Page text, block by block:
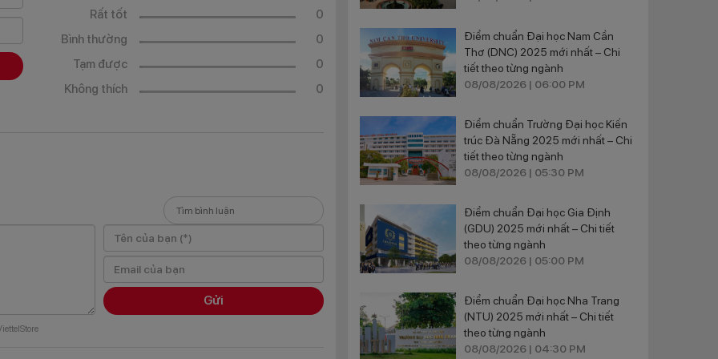
từ cái nhìn đầu tiên
với trọng lượng 186g và kích thước 163.74 × 75.43 × 8.09
balo để mang theo bên mình bất cứ nơi đâu.
Rất tốt
0
Bình thường
0
Tạm được
0
Không thích
0
Gửi
Điểm chuẩn Đại học Nam Cần
Thơ (DNC) 2025 mới nhất – Chi
tiết theo từng ngành
08/08/2026 | 06:00 PM
Điểm chuẩn Trường Đại học Kiến
trúc Đà Nẵng 2025 mới nhất – Chi
tiết theo từng ngành
08/08/2026 | 05:30 PM
Điểm chuẩn Đại học Gia Định
(GDU) 2025 mới nhất – Chi tiết
theo từng ngành
08/08/2026 | 05:00 PM
Điểm chuẩn Đại học Nha Trang
(NTU) 2025 mới nhất – Chi tiết
theo từng ngành
08/08/2026 | 04:30 PM